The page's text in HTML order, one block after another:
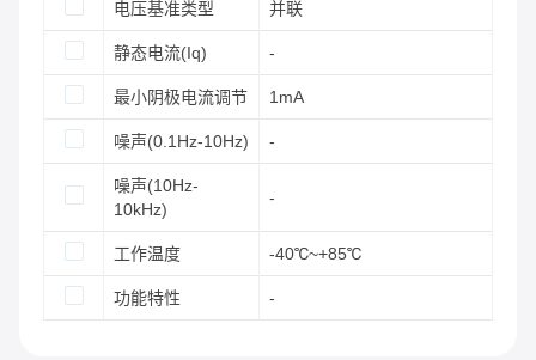
电压基准类型 并联
静态电流(Iq) -
最小阴极电流调节 1mA
噪声(0.1Hz-10Hz) -
噪声(10Hz-
10kHz)
-
工作温度 -40℃~+85℃
功能特性 -